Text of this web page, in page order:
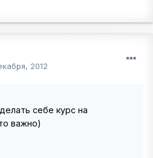
2012
себе курс на
важно)